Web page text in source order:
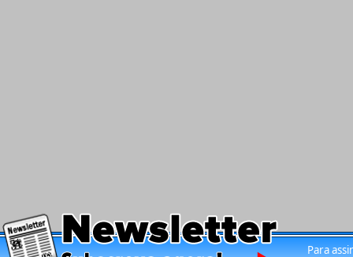
Para